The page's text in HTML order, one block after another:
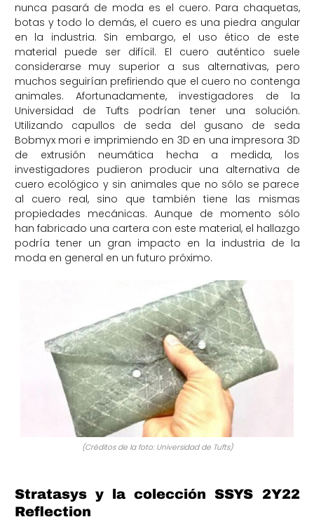
nunca pasará de moda es el cuero. Para chaquetas,
botas y todo lo demás, el cuero es una piedra angular
en la industria. Sin embargo, el uso ético de este
material puede ser difícil. El cuero auténtico suele
considerarse muy superior a sus alternativas, pero
muchos seguirían prefiriendo que el cuero no contenga
animales. Afortunadamente, investigadores de la
Universidad de Tufts podrían tener una solución.
Utilizando capullos de seda del gusano de seda
Bobmyx mori e imprimiendo en 3D en una impresora 3D
de extrusión neumática hecha a medida, los
investigadores pudieron producir una alternativa de
cuero ecológico y sin animales que no sólo se parece
al cuero real, sino que también tiene las mismas
propiedades mecánicas. Aunque de momento sólo
han fabricado una cartera con este material, el hallazgo
podría tener un gran impacto en la industria de la
moda en general en un futuro próximo.
(Créditos de la foto: Universidad de Tufts)
Stratasys y la colección SSYS 2Y22
Reflection